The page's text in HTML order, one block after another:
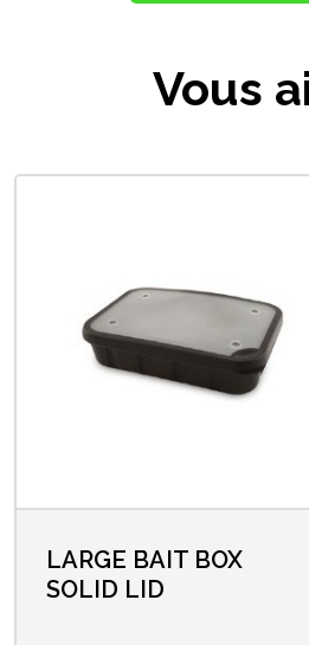
Vous
LARGE BAIT BOX
SOLID LID